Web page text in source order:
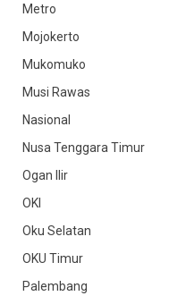
Metro
Mojokerto
Mukomuko
Musi Rawas
Nasional
Nusa Tenggara Timur
Ogan Ilir
OKI
Oku Selatan
OKU Timur
Palembang